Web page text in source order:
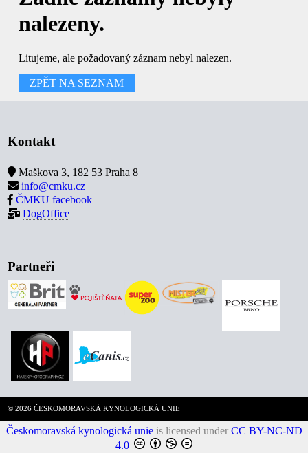
nalezeny.
Litujeme, ale požadovaný záznam nebyl nalezen.
ZPĚT NA SEZNAM
Kontakt
Maškova 3, 182 53 Praha 8
info@cmku.cz
ČMKU facebook
DogOffice
Partneři
© 2026 ČESKOMORAVSKÁ KYNOLOGICKÁ UNIE
Českomoravská kynologická unieis licensed under CC BY-NC-ND
4.0